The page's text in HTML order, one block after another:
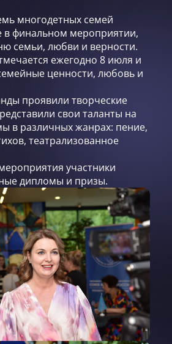
многодетных семей
в финальном мероприятии,
семьи, любви и верности.
ежегодно 8 июля и
ценности, любовь и
проявили творческие
свои таланты на
в различных жанрах: пение,
театрализованное
участники
дипломы и призы.